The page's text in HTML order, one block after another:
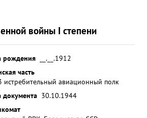
войны I степени
рождения
__.__.1912
часть
истребительный авиационный полк
документа 30.10.1944